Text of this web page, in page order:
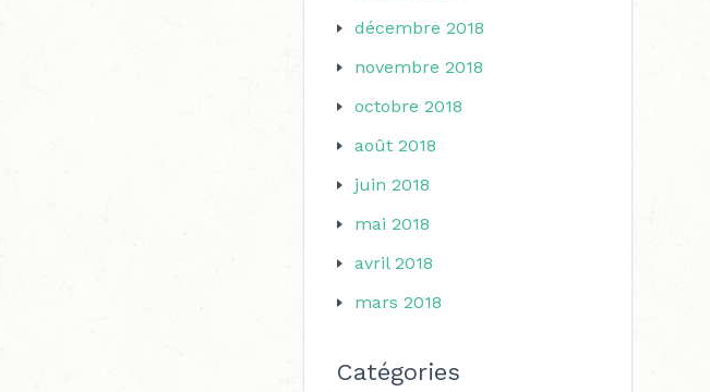
décembre 2018
novembre 2018
octobre 2018
août 2018
juin 2018
mai 2018
avril 2018
mars 2018
Catégories